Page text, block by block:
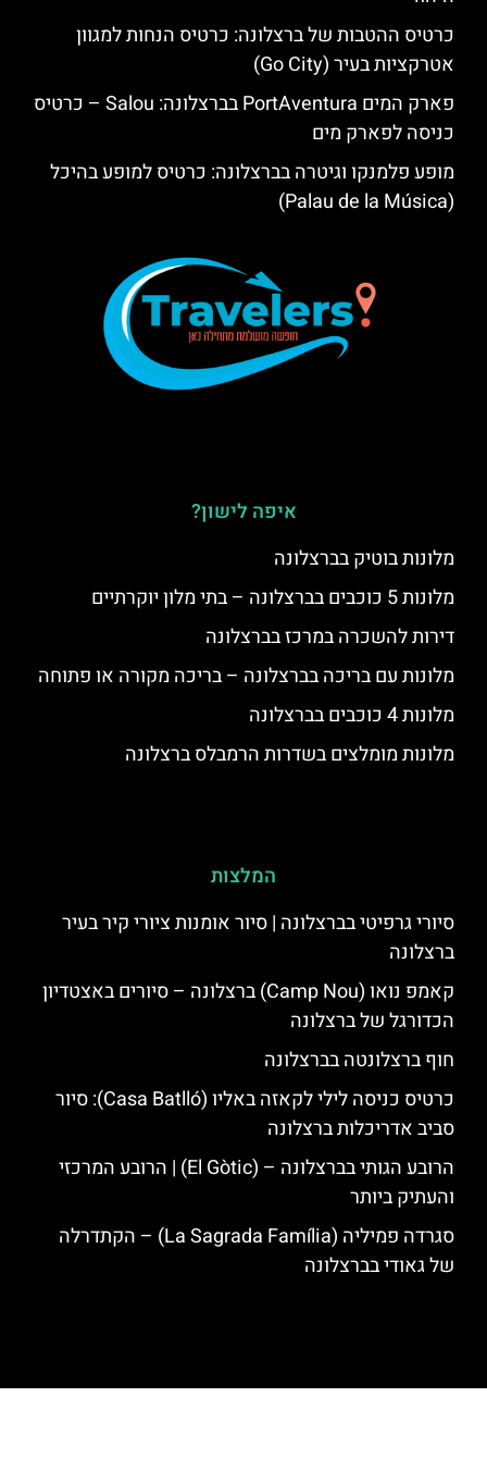
כרטיס ההטבות של ברצלונה: כרטיס הנחות למגוון
אטרקציות בעיר (Go City)
פארק המים PortAventura בברצלונה: Salou – כרטיס
כניסה לפארק מים
מופע פלמנקו וגיטרה בברצלונה: כרטיס למופע בהיכל
(Palau de la Música)
איפה לישון?
מלונות בוטיק בברצלונה
מלונות 5 כוכבים בברצלונה – בתי מלון יוקרתיים
דירות להשכרה במרכז בברצלונה
מלונות עם בריכה בברצלונה – בריכה מקורה או פתוחה
מלונות 4 כוכבים בברצלונה
מלונות מומלצים בשדרות הרמבלס ברצלונה
המלצות
סיורי גרפיטי בברצלונה | סיור אומנות ציורי קיר בעיר
ברצלונה
קאמפ נואו (Camp Nou) ברצלונה – סיורים באצטדיון
הכדורגל של ברצלונה
חוף ברצלונטה בברצלונה
כרטיס כניסה לילי לקאזה באליו (Casa Batlló): סיור
סביב אדריכלות ברצלונה
הרובע הגותי בברצלונה – (El Gòtic) | הרובע המרכזי
והעתיק ביותר
סגרדה פמיליה (La Sagrada Família) – הקתדרלה
של גאודי בברצלונה